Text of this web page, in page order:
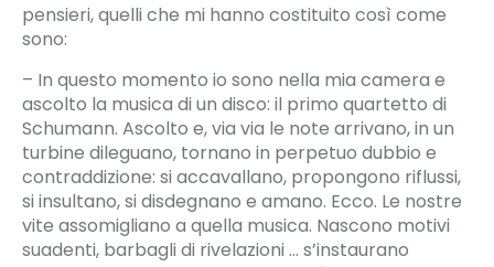
pensieri, quelli che mi hanno costituito così come
sono:
– In questo momento io sono nella mia camera e
ascolto la musica di un disco: il primo quartetto di
Schumann. Ascolto e, via via le note arrivano, in un
turbine dileguano, tornano in perpetuo dubbio e
contraddizione: si accavallano, propongono riflussi,
si insultano, si disdegnano e amano. Ecco. Le nostre
vite assomigliano a quella musica. Nascono motivi
suadenti, barbagli di rivelazioni … s’instaurano